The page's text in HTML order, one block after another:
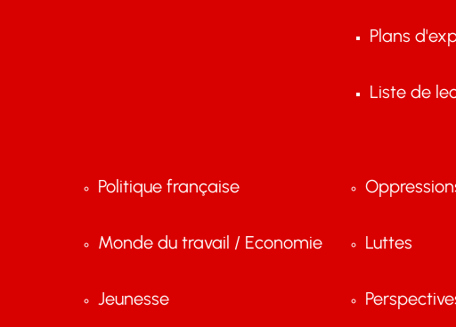
Plans
Liste de
Politique française
Monde du travail / Economie
Jeunesse
Luttes